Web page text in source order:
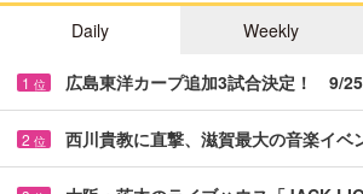
Daily
Weekly
1 位 広島東洋カープ追加3試合決定！ 9/
2 位 西川貴教に直撃、滋賀最大の音楽イ